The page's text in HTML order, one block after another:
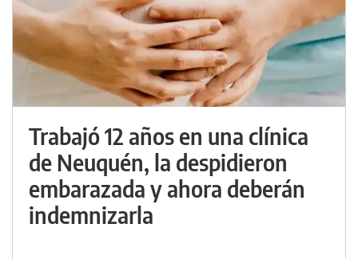
Trabajó 12 años en una clínica
de Neuquén, la despidieron
embarazada y ahora deberán
indemnizarla